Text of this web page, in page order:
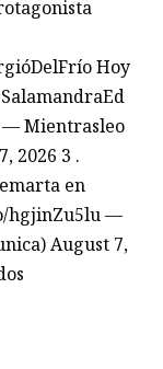
Hoy
— Mientrasleo
2026 3 .
en
hgjinZu5lu —
August 7,